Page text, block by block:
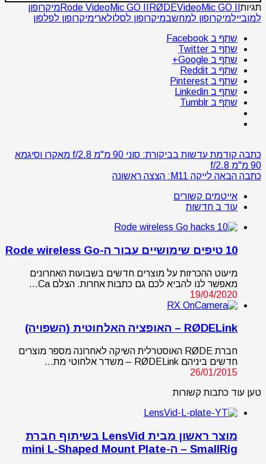
תגיות Rode VideoMic GO II RØDEVideoMic GO II
מיקרופון
למוביילמיקרופון למחשבמיקרופון לסלולארימיקרופון לפלפון
שתף ב Facebook
שתף ב Twitter
שתף ב Google+
שתף ב Reddit
שתף ב Pinterest
שתף ב Linkedin
שתף ב Tumblr
כתבה קודמת
עדשות בביקורת: סוני 90 מ"מ f/2.8 מאקרו וסיגמא
90 מ"מ f/2.8
כתבה הבאה לייקה M11: הצצה ראשונה
אייטמים קשורים
עוד ב חדשות
10 טיפים שימושיים עבור ה-Rode wireless Go
מיעוט ההכרזות על מוצרים חדשים בשבועות האחרונים
מאפשר לנו להביא לכם גם כתבות אחרות. הצלם Ca…
19/04/2020
RØDELink – האופציה האלחוטית (השפויה)
חברת RØDE האוסטרלית השיקה לאחרונה מספר מוצרים
חדשים ביניהם RØDELink – משדר אלחוטי מת…
26/01/2015
טען עוד כתבות קשורות
מוצר ראשון מבית LensVid בשיתוף חברת
SmallRig – ה-mini L-Shaped Mount Plate